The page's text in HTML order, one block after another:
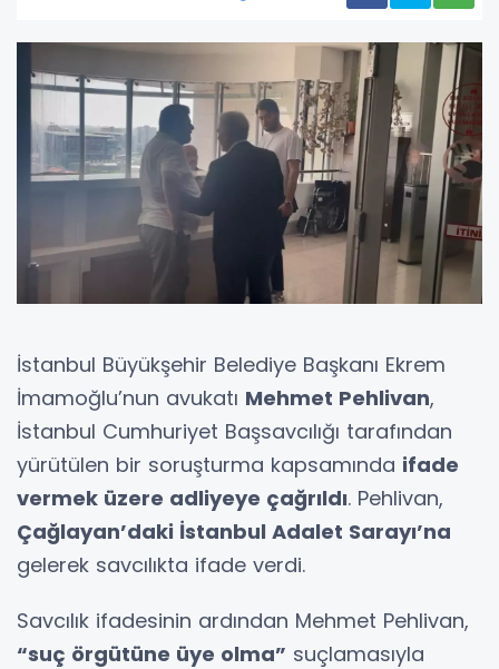
İstanbul Büyükşehir Belediye Başkanı Ekrem
İmamoğlu’nun avukatı Mehmet Pehlivan,
İstanbul Cumhuriyet Başsavcılığı tarafından
yürütülen bir soruşturma kapsamında ifade
vermek üzere adliyeye çağrıldı. Pehlivan,
Çağlayan’daki İstanbul Adalet Sarayı’na
gelerek savcılıkta ifade verdi.
Savcılık ifadesinin ardından Mehmet Pehlivan,
“suç örgütüne üye olma” suçlamasıyla